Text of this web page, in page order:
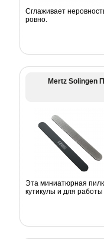
Сглаживает
ровно.
Mertz Solingen
Эта миниатюрная
кутикулы и для